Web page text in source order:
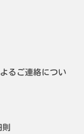
るご連絡につい